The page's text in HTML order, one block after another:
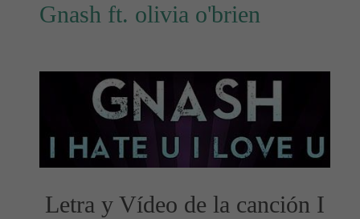
Gnash ft. olivia o'brien
Letra y Vídeo de la canción I